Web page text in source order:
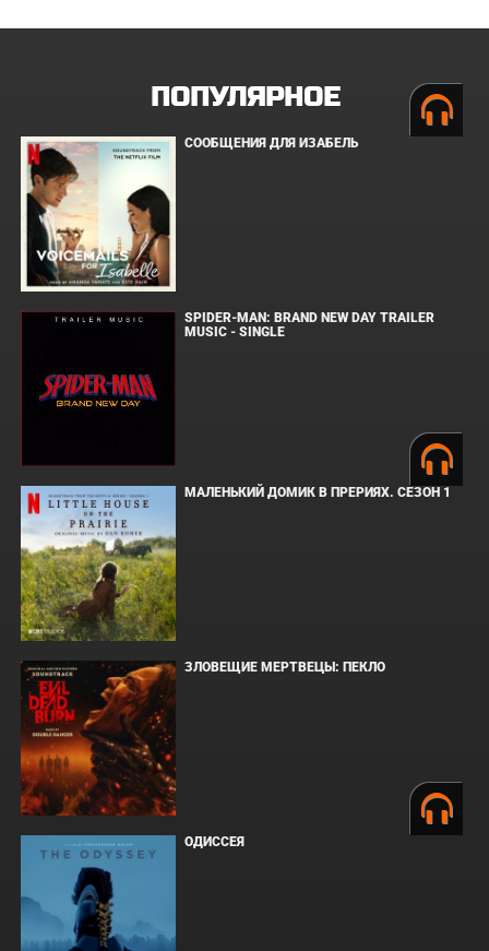
ПОПУЛЯРНОЕ
СООБЩЕНИЯ ДЛЯ ИЗАБЕЛЬ
SPIDER-MAN: BRAND NEW DAY TRAILER
MUSIC - SINGLE
МАЛЕНЬКИЙ ДОМИК В ПРЕРИЯХ. СЕЗОН 1
ЗЛОВЕЩИЕ МЕРТВЕЦЫ: ПЕКЛО
ОДИССЕЯ